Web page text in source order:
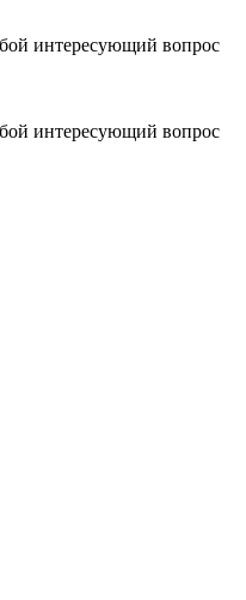
интересующий вопрос
интересующий вопрос